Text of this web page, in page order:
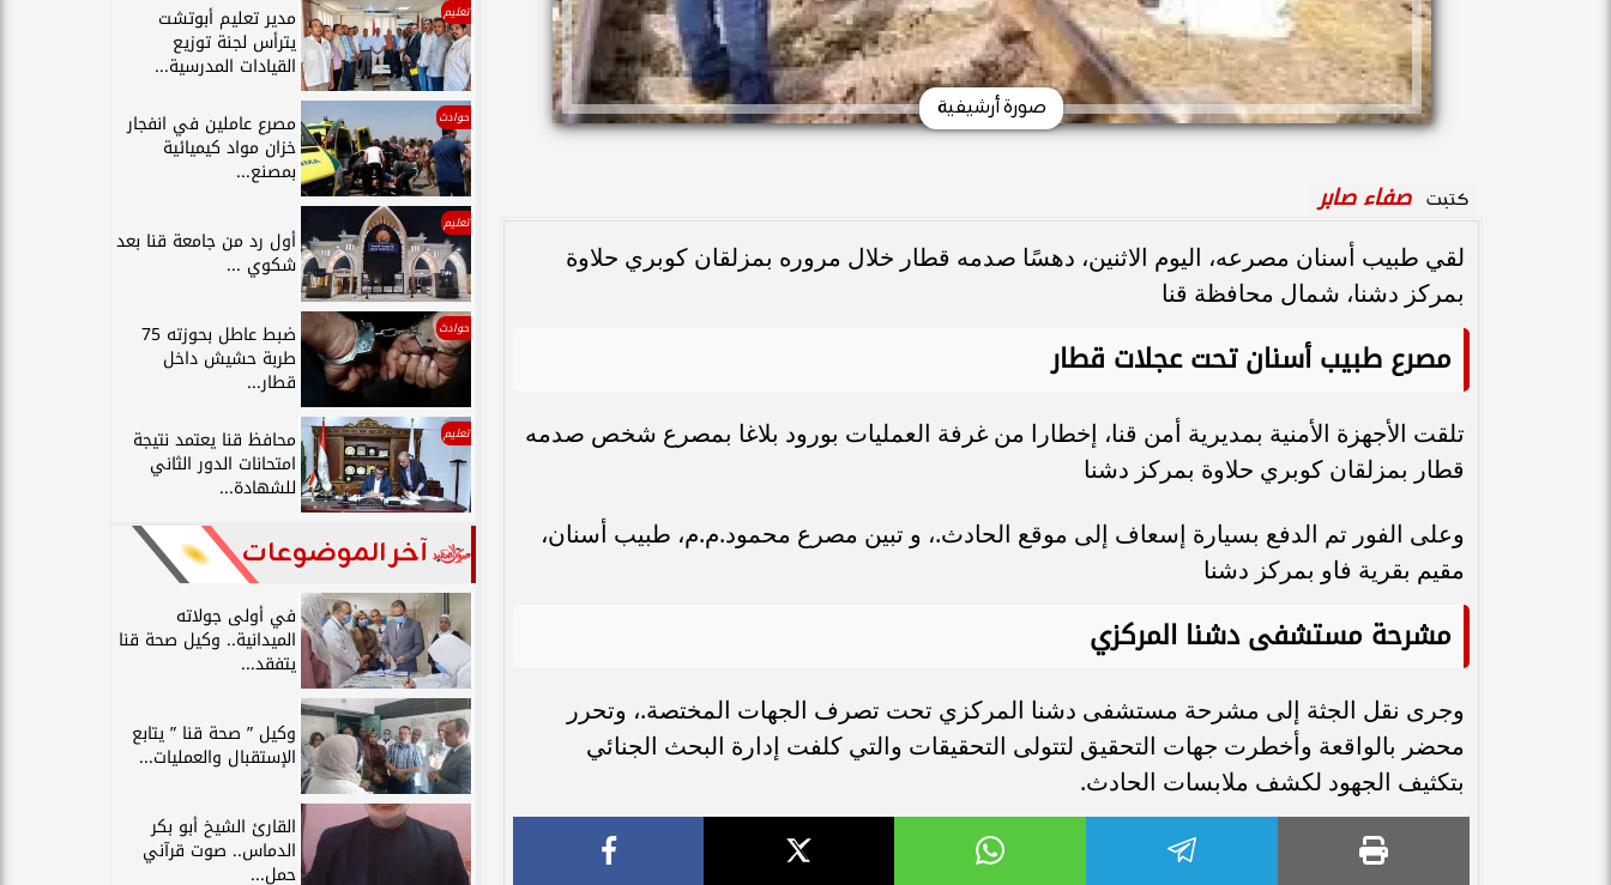
صورة أرشيفية
كتبت صفاء صابر
لقي طبيب أسنان مصرعه، اليوم الاثنين، دهسًا صدمه قطار خلال مروره بمزلقان كوبري حلاوة
بمركز دشنا، شمال محافظة قنا
مصرع طبيب أسنان تحت عجلات قطار
تلقت الأجهزة الأمنية بمديرية أمن قنا، إخطارا من غرفة العمليات بورود بلاغا بمصرع شخص صدمه
قطار بمزلقان كوبري حلاوة بمركز دشنا
وعلى الفور تم الدفع بسيارة إسعاف إلى موقع الحادث.، و تبين مصرع محمود.م.م، طبيب أسنان،
مقيم بقرية فاو بمركز دشنا
مشرحة مستشفى دشنا المركزي
وجرى نقل الجثة إلى مشرحة مستشفى دشنا المركزي تحت تصرف الجهات المختصة.، وتحرر
محضر بالواقعة وأخطرت جهات التحقيق لتتولى التحقيقات والتي كلفت إدارة البحث الجنائي
بتكثيف الجهود لكشف ملابسات الحادث.
تعليم مدير تعليم أبوتشت
يترأس لجنة توزيع
القيادات المدرسية...
حوادث مصرع عاملين في انفجار
خزان مواد كيميائية
بمصنع...
تعليم
أول رد من جامعة قنا بعد
شكوي ...
حوادث ضبط عاطل بحوزته 75
طربة حشيش داخل
قطار...
تعليم محافظ قنا يعتمد نتيجة
امتحانات الدور الثاني
للشهادة...
آخر الموضوعات
في أولى جولاته
الميدانية.. وكيل صحة قنا
يتفقد...
وكيل ” صحة قنا ” يتابع
الإستقبال والعمليات...
القارئ الشيخ أبو بكر
الدماس.. صوت قرآني
حمل...